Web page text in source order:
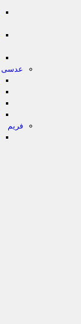
عدسی
فریم